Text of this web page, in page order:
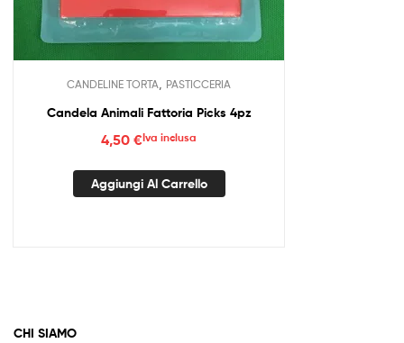
CANDELINE TORTA PASTICCERIA
Candela Animali Fattoria Picks 4pz
4,50 €Iva inclusa
Aggiungi Al Carrello
CHI SIAMO